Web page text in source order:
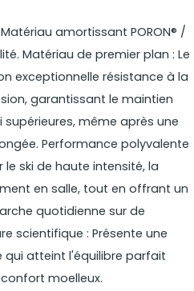
amortissant PORON® /
Matériau de premier plan : Le
exceptionnelle résistance à la
garantissant le maintien
même après une
Performance polyvalente
ski de haute intensité, la
en salle, tout en offrant un
quotidienne sur de
scientifique : Présente une
atteint l'équilibre parfait
moelleux.